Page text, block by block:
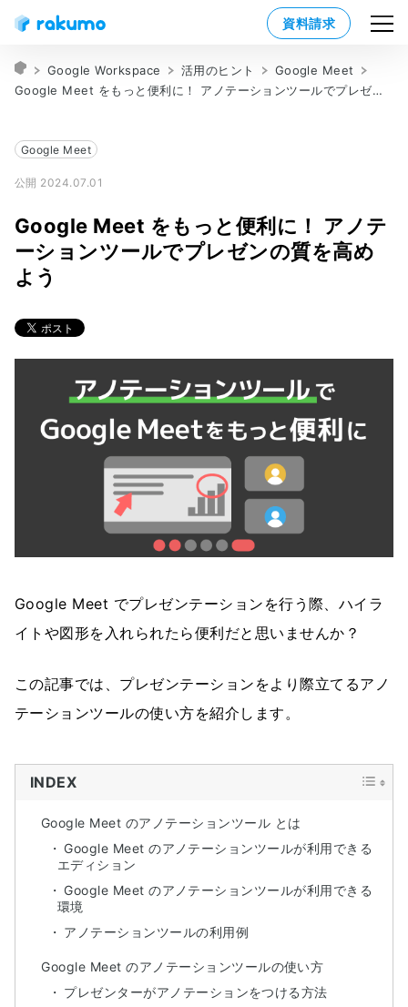
資料請求
Google Workspace 活用のヒント
Google Meet
Google Meet をもっと便利に！ アノテーションツールでプレゼンの質を高めよう
Google Meet
公開 2024.07.01
Google Meet をもっと便利に！ アノテ
ーションツールでプレゼンの質を高め
よう
Google Meet でプレゼンテーションを行う際、ハイラ
イトや図形を入れられたら便利だと思いませんか？
この記事では、プレゼンテーションをより際立てるアノ
テーションツールの使い方を紹介します。
INDEX
Google Meet のアノテーションツール とは
Google Meet のアノテーションツールが利用できる
エディション
Google Meet のアノテーションツールが利用できる
環境
アノテーションツールの利用例
Google Meet のアノテーションツールの使い方
プレゼンターがアノテーションをつける方法